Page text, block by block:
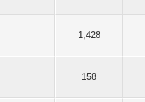
1,428
158